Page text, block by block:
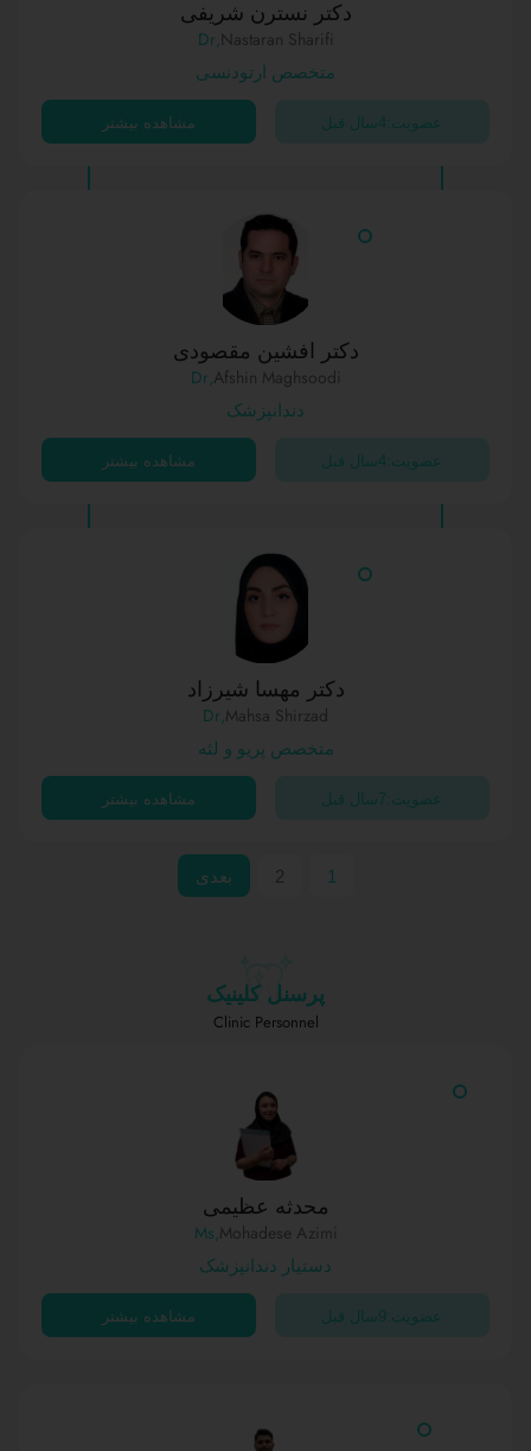
دکتر نسترن شریفی
Nastaran Sharifi
,Dr
متخصص ارتودنسی
عضویت:4سال قبل مشاهده بیشتر
دکتر افشین مقصودی
Afshin Maghsoodi
,Dr
دندانپزشک
عضویت:4سال قبل مشاهده بیشتر
دکتر مهسا شیرزاد
Mahsa Shirzad
,Dr
متخصص پریو و لثه
عضویت:7سال قبل مشاهده بیشتر
1
2 بعدی
پرسنل کلینیک
Clinic Personnel
محدثه عظیمی
Mohadese Azimi
,Ms
دستیار دندانپزشک
عضویت:9سال قبل مشاهده بیشتر